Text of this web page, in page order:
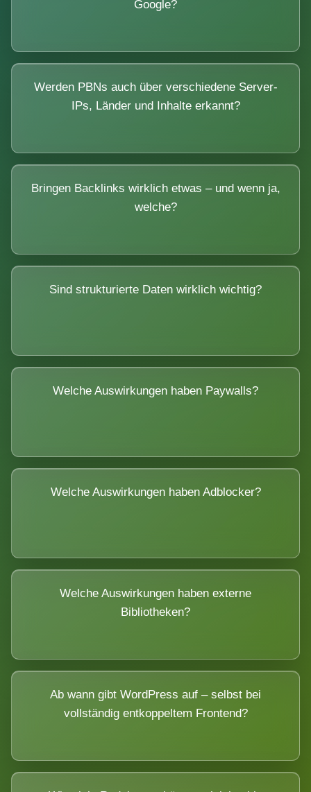
Google?
Werden PBNs auch über verschiedene Server-
IPs, Länder und Inhalte erkannt?
Bringen Backlinks wirklich etwas – und wenn ja,
welche?
Sind strukturierte Daten wirklich wichtig?
Welche Auswirkungen haben Paywalls?
Welche Auswirkungen haben Adblocker?
Welche Auswirkungen haben externe
Bibliotheken?
Ab wann gibt WordPress auf – selbst bei
vollständig entkoppeltem Frontend?